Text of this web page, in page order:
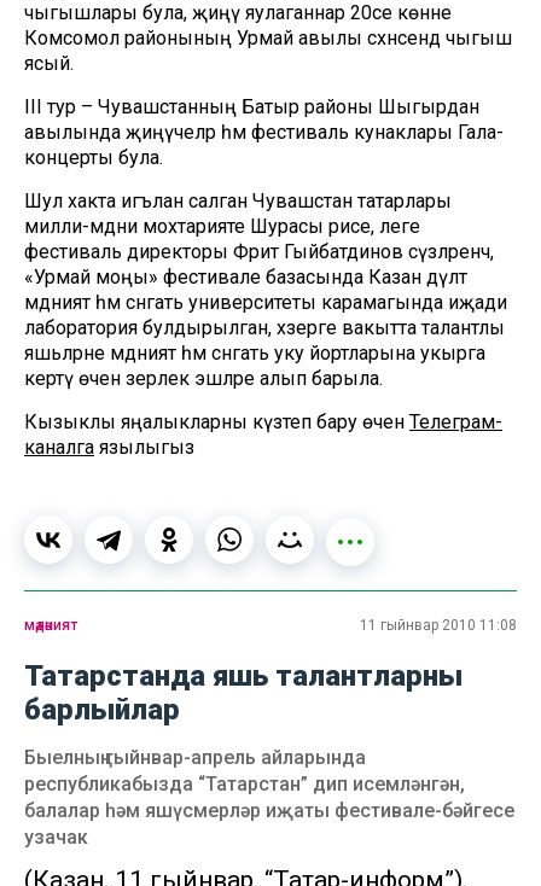
чыгышлары була, җиңү яулаганнар 20се көнне
Комсомол районының Урмай авылы сәхнәсендә чыгыш
ясый.
III тур – Чувашстанның Батыр районы Шыгырдан
авылында җиңүчеләр һәм фестиваль кунаклары Гала-
концерты була.
Шул хакта игълан салган Чувашстан татарлары
милли-мәдәни мохтарияте Шурасы рәисе, әлеге
фестиваль директоры Фәрит Гыйбатдинов сүзләренчә,
«Урмай моңы» фестивале базасында Казан дәүләт
мәдәният һәм сәнгать университеты карамагында иҗади
лаборатория булдырылган, хәзерге вакытта талантлы
яшьләрне мәдәният һәм сәнгать уку йортларына укырга
кертү өчен әзерлек эшләре алып барыла.
Кызыклы яңалыкларны күзәтеп бару өчен Телеграм-
каналга язылыгыз
мәдәният 11 гыйнвар 2010 11:08
Татарстанда яшь талантларны
барлыйлар
Быелның гыйнвар-апрель айларында
республикабызда “Татарстан” дип исемләнгән,
балалар һәм яшүсмерләр иҗаты фестивале-бәйгесе
узачак
(Казан, 11 гыйнвар, “Татар-информ”).